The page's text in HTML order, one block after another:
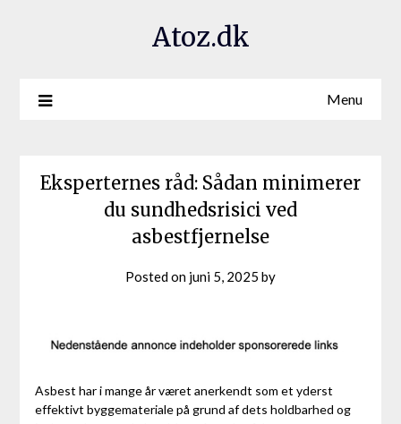
Atoz.dk
Menu
Eksperternes råd: Sådan minimerer
du sundhedsrisici ved
asbestfjernelse
Posted on juni 5, 2025 by
Asbest har i mange år været anerkendt som et yderst
effektivt byggemateriale på grund af dets holdbarhed og